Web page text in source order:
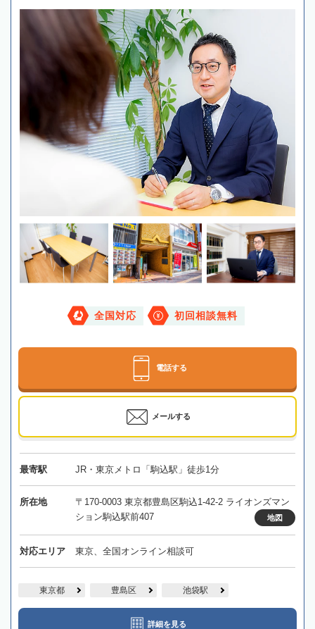
全国対応 初回相談無料
電話する
メールする
最寄駅 JR・東京メトロ「駒込駅」徒歩1分
所在地
〒170-0003 東京都豊島区駒込1-42-2 ライオンズマン
ション駒込駅前407
地図
対応エリア 東京、全国オンライン相談可
東京都 豊島区 池袋駅
詳細を見る